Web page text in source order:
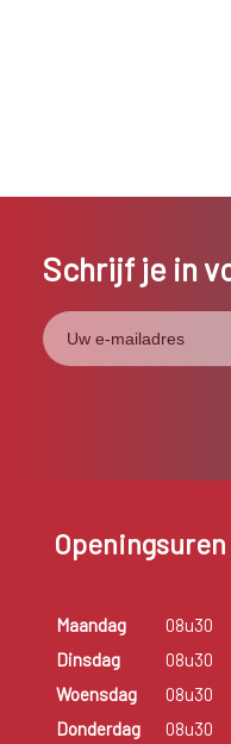
Schrijf je in
Openingsuren
Maandag 08u30
Dinsdag
08u30
Woensdag
08u30
Donderdag
08u30